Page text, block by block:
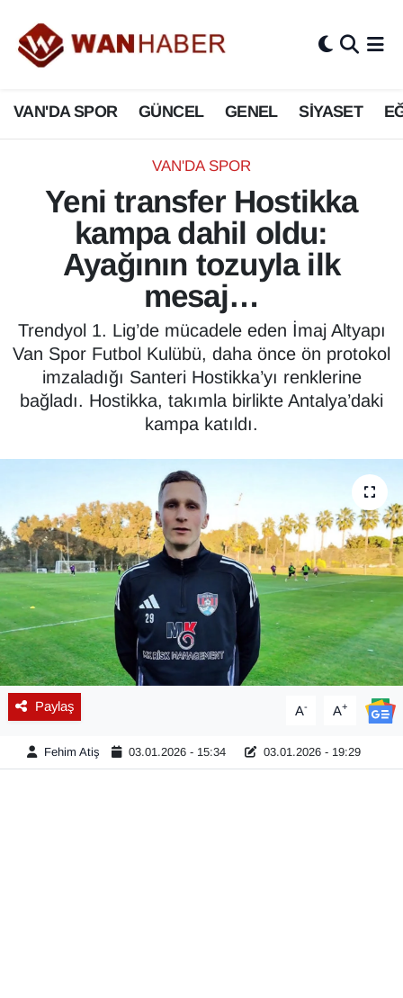
VAN'DA SPOR GÜNCEL GENEL SİYASET
VAN'DA SPOR
Yeni transfer Hostikka
kampa dahil oldu:
Ayağının tozuyla ilk
mesaj…
Trendyol 1. Lig’de mücadele eden İmaj Altyapı
Van Spor Futbol Kulübü, daha önce ön protokol
imzaladığı Santeri Hostikka’yı renklerine
bağladı. Hostikka, takımla birlikte Antalya’daki
kampa katıldı.
Paylaş A- A+
Fehim Atiş 03.01.2026 - 15:34 03.01.2026 - 19:29
3.SAYFA
ASAYİŞ
BİLİM VE TEKNOLOJİ
Biyografi
Bölge Haberleri
Deprem
Dernekler, Odalar
EĞİTİM
EKONOMİ
Eleman
Emlak
En çok konuşulanlar
GENEL
Van Nöbetçi Eczaneler
Van Hava Durumu
Van Namaz Vakitleri
Van Trafik Yoğunluk Haritası
Süper Lig Puan Durumu ve Fikstür
Tüm Manşetler
Son Dakika Haberleri
Haber Arşivi